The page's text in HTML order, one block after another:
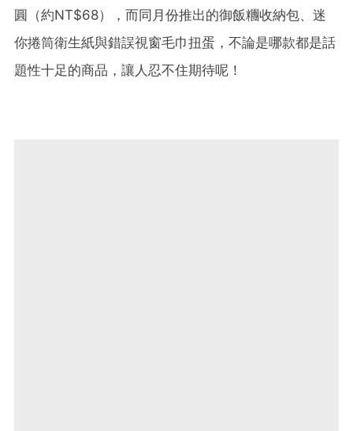
圓（約NT$68），而同月份推出的御飯糰收納包、迷
你捲筒衛生紙與錯誤視窗毛巾扭蛋，不論是哪款都是話
題性十足的商品，讓人忍不住期待呢！